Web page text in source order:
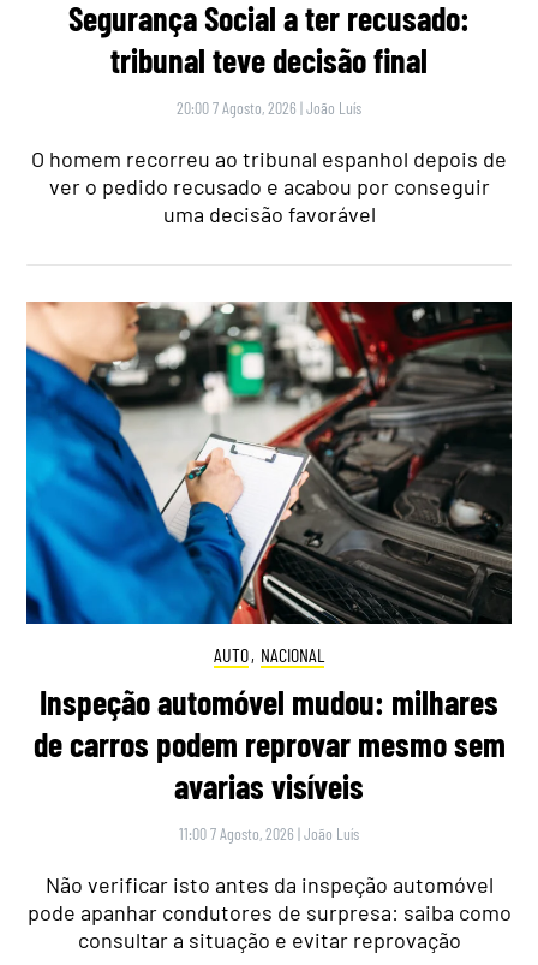
Segurança Social a ter recusado:
tribunal teve decisão final
20:00 7 Agosto, 2026 |João Luís
O homem recorreu ao tribunal espanhol depois de
ver o pedido recusado e acabou por conseguir
uma decisão favorável
AUTO, NACIONAL
Inspeção automóvel mudou: milhares
de carros podem reprovar mesmo sem
avarias visíveis
11:00 7 Agosto, 2026 |João Luís
Não verificar isto antes da inspeção automóvel
pode apanhar condutores de surpresa: saiba como
consultar a situação e evitar reprovação